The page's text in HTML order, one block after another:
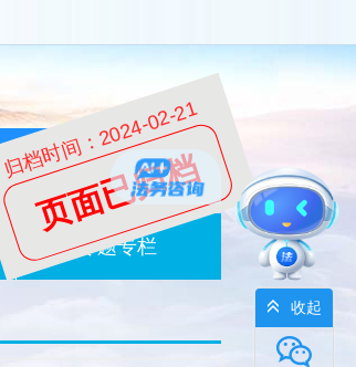
专题专栏
归档时间：2024-02-21
页面已归档
收起